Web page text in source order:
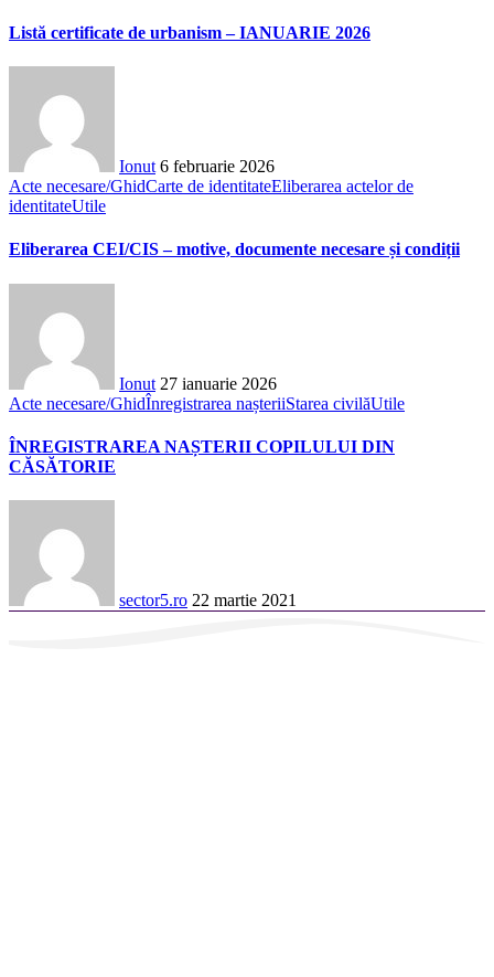
Listă certificate de urbanism – IANUARIE 2026
Ionut 6 februarie 2026
Acte necesare/GhidCarte de identitateEliberarea actelor de
identitateUtile
Eliberarea CEI/CIS – motive, documente necesare și condiții
Ionut 27 ianuarie 2026
Acte necesare/GhidÎnregistrarea nașteriiStarea civilăUtile
ÎNREGISTRAREA NAȘTERII COPILULUI DIN
CĂSĂTORIE
sector5.ro 22 martie 2021